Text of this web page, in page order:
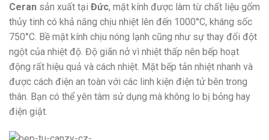
Ceran sản xuất tại Đức, mặt kính được làm từ chất liệu gốm
thủy tinh có khả năng chịu nhiệt lên đến 1000°C, kháng sốc
750°C. Bề mặt kính chịu nóng lạnh cũng như sự thay đổi đột
ngột của nhiệt độ. Độ giãn nở vì nhiệt thấp nên bếp hoạt
động rất hiệu quả và cách nhiệt. Mặt bếp tản nhiệt nhanh và
được cách điện an toàn với các linh kiện điện tử bên trong
thân. Bạn có thể yên tâm sử dụng mà không lo bị bỏng hay
điện giật.